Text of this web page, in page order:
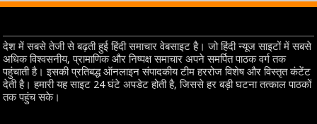
देश में सबसे तेजी से बढ़ती हुई हिंदी समाचार वेबसाइट है। जो हिंदी न्यूज साइटों में सबसे
अधिक विश्वसनीय, प्रामाणिक और निष्पक्ष समाचार अपने समर्पित पाठक वर्ग तक
पहुंचाती है। इसकी प्रतिबद्ध ऑनलाइन संपादकीय टीम हररोज विशेष और विस्तृत कंटेंट
देती है। हमारी यह साइट 24 घंटे अपडेट होती है, जिससे हर बड़ी घटना तत्काल पाठकों
तक पहुंच सके।